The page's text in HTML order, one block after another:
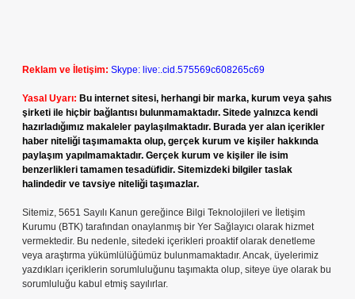
Reklam ve İletişim: Skype: live:.cid.575569c608265c69
Yasal Uyarı: Bu internet sitesi, herhangi bir marka, kurum veya şahıs
şirketi ile hiçbir bağlantısı bulunmamaktadır. Sitede yalnızca kendi
hazırladığımız makaleler paylaşılmaktadır. Burada yer alan içerikler
haber niteliği taşımamakta olup, gerçek kurum ve kişiler hakkında
paylaşım yapılmamaktadır. Gerçek kurum ve kişiler ile isim
benzerlikleri tamamen tesadüfidir. Sitemizdeki bilgiler taslak
halindedir ve tavsiye niteliği taşımazlar.
Sitemiz, 5651 Sayılı Kanun gereğince Bilgi Teknolojileri ve İletişim
Kurumu (BTK) tarafından onaylanmış bir Yer Sağlayıcı olarak hizmet
vermektedir. Bu nedenle, sitedeki içerikleri proaktif olarak denetleme
veya araştırma yükümlülüğümüz bulunmamaktadır. Ancak, üyelerimiz
yazdıkları içeriklerin sorumluluğunu taşımakta olup, siteye üye olarak bu
sorumluluğu kabul etmiş sayılırlar.